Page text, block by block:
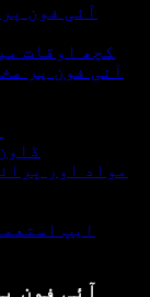
آئی فون
کچھ اوقات
آئی فون پر
مواد اور
ایپ
آئی فون